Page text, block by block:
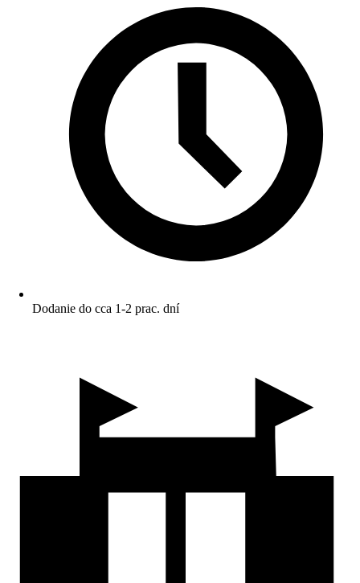
Dodanie do cca 1-2 prac. dní